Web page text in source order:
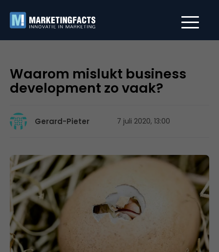
Waarom mislukt business
development zo vaak?
Gerard-Pieter 7 juli 2020, 13:00